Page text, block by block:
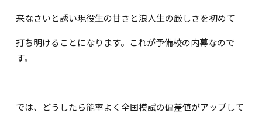
来なさいと誘い現役生の甘さと浪人生の厳しさを初めて
打ち明けることになります。これが予備校の内幕なので
す。
では、どうしたら能率よく全国模試の偏差値がアップして